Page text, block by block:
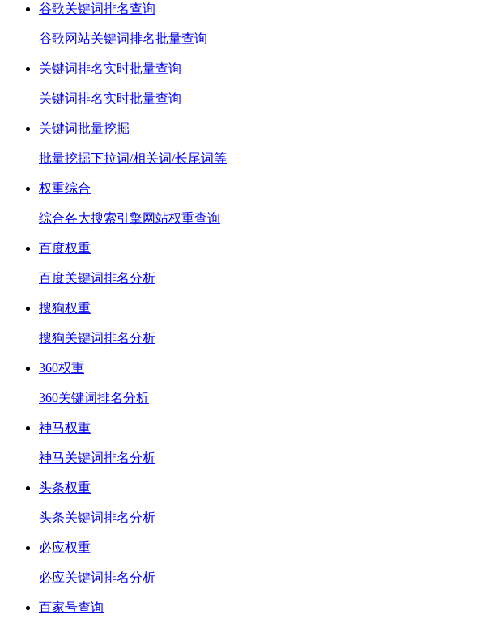
谷歌关键词排名查询
谷歌网站关键词排名批量查询
关键词排名实时批量查询
关键词排名实时批量查询
关键词批量挖掘
批量挖掘下拉词/相关词/长尾词等
权重综合
综合各大搜索引擎网站权重查询
百度权重
百度关键词排名分析
搜狗权重
搜狗关键词排名分析
360权重
360关键词排名分析
神马权重
神马关键词排名分析
头条权重
头条关键词排名分析
必应权重
必应关键词排名分析
百家号查询